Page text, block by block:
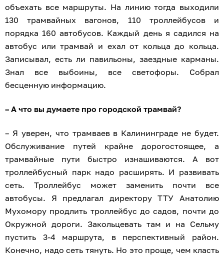
объехать все маршруты. На линию тогда выходили
130 трамвайных вагонов, 110 троллейбусов и
порядка 160 автобусов. Каждый день я садился на
автобус или трамвай и ехал от кольца до кольца.
Записывал, есть ли павильоны, заездные карманы.
Знал все выбоины, все светофоры. Собрал
бесценную информацию.
– А что вы думаете про городской трамвай?
– Я уверен, что трамваев в Калининграде не будет.
Обслуживание путей крайне дорогостоящее, а
трамвайные пути быстро изнашиваются. А вот
троллейбусный парк надо расширять. И развивать
сеть. Троллейбус может заменить почти все
автобусы. Я предлагал директору ТТУ Анатолию
Мухомору продлить троллейбус до садов, почти до
Окружной дороги. Закольцевать там и на Сельму
пустить 3-4 маршрута, в перспективный район.
Конечно, надо сеть тянуть. Но это проще, чем класть